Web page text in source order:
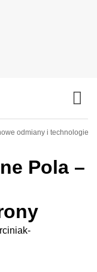
odmiany i technologie
Pola –